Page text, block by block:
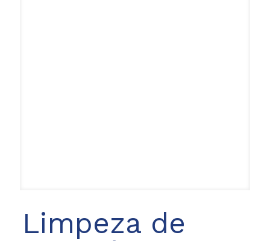
Limpeza de